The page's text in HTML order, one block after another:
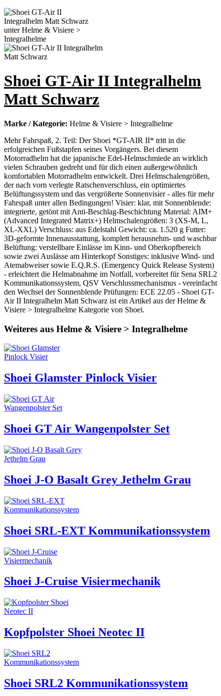
Shoei GT-Air II Integralhelm
Matt Schwarz
Marke / Kategorie: Helme & Visiere > Integralhelme
Mehr Fahrspaß, 2. Teil: Der Shoei *GT-AIR II* tritt in die
erfolgreichen Fußstapfen seines Vorgängers. Bei diesem
Motorradhelm hat die japanische Edel-Helmschmiede an wirklich
vielen Schrauben gedreht und für dich einen außergewöhnlich
komfortablen Motorradhelm entwickelt. Drei Helmschalengrößen,
der nach vorn verlegte Ratschenverschluss, ein optimiertes
Belüftungssystem und das vergrößerte Sonnenvisier - alles für mehr
Fahrspaß unter allen Bedingungen! Visier: klar, mit Sonnenblende:
integrierte, getönt mit Anti-Beschlag-Beschichtung Material: AIM+
(Advanced Integrated Matrix+) Helmschalengrößen: 3 (XS-M, L,
XL-XXL) Verschluss: aus Edelstahl Gewicht: ca. 1.520 g Futter:
3D-geformte Innenausstattung, komplett herausnehm- und waschbar
Belüftung: verstellbare Einlässe im Kinn- und Oberkopfbereich
sowie zwei Auslässe am Hinterkopf Sonstiges: inklusive Wind- und
Atemabweiser sowie E.Q.R.S. (Emergency Quick Release System)
- erleichtert die Helmabnahme im Notfall, vorbereitet für Sena SRL2
Kommunikationssystem, QSV Verschlussmechanismus - vereinfacht
den Wechsel der Sonnenblende Prüfungen: ECE 22.05 - Shoei GT-
Air II Integralhelm Matt Schwarz ist ein Artikel aus der Helme &
Visiere > Integralhelme Kategorie von Shoei.
Weiteres aus Helme & Visiere > Integralhelme
Shoei Glamster Pinlock Visier
Shoei GT Air Wangenpolster Set
Shoei J-O Basalt Grey Jethelm Grau
Shoei SRL-EXT Kommunikationssystem
Shoei J-Cruise Visiermechanik
Kopfpolster Shoei Neotec II
Shoei SRL2 Kommunikationssystem